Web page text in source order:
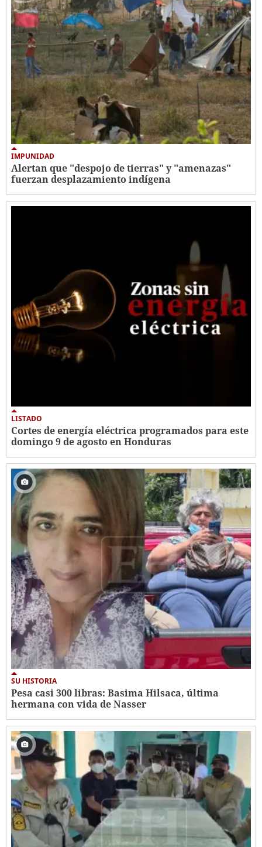
IMPUNIDAD
Alertan que "despojo de tierras" y "amenazas"
fuerzan desplazamiento indígena
LISTADO
Cortes de energía eléctrica programados para este
domingo 9 de agosto en Honduras
SU HISTORIA
Pesa casi 300 libras: Basima Hilsaca, última
hermana con vida de Nasser